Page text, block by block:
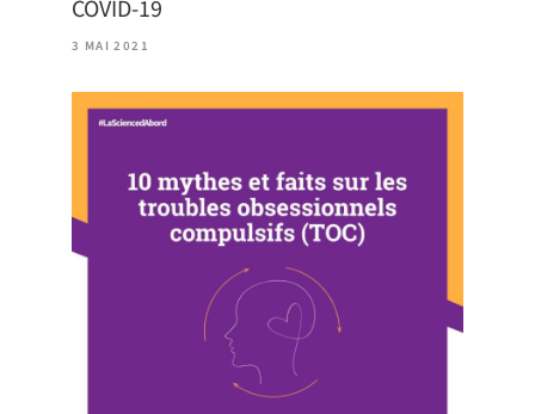
COVID-19
3 MAI 2021